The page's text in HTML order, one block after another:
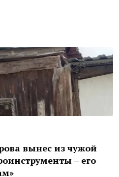
вынес из чужой
– его